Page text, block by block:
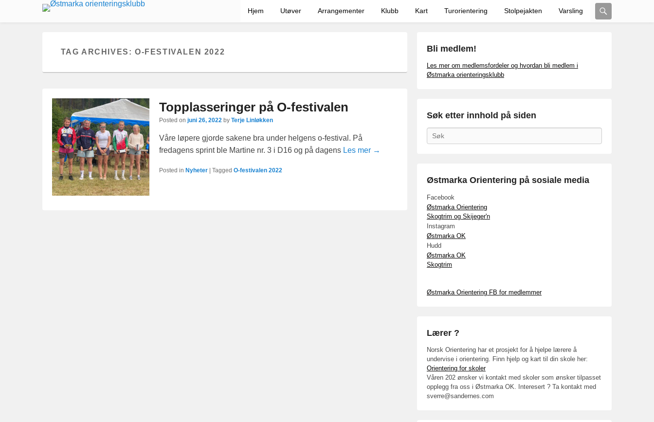
Hjem Utøver Arrangementer Klubb Kart Turorientering Stolpejakten Varsling
TAG ARCHIVES: O-FESTIVALEN 2022
Topplasseringer på O-festivalen
Posted on juni 26, 2022 by Terje Linløkken
Våre løpere gjorde sakene bra under helgens o-festival. På
fredagens sprint ble Martine nr. 3 i D16 og på dagens Les mer →
Posted in Nyheter Tagged O-festivalen 2022
Bli medlem!
Les mer om medlemsfordeler og hvordan bli medlem i
Østmarka orienteringsklubb
Søk etter innhold på siden
Search
Østmarka Orientering på sosiale media
Facebook
Østmarka Orientering
Skogtrim og Skijeger'n
Instagram
Østmarka OK
Hudd
Østmarka OK
Skogtrim
Østmarka Orientering FB for medlemmer
Lærer ?
Norsk Orientering har et prosjekt for å hjelpe lærere å
undervise i orientering. Finn hjelp og kart til din skole her:
Orientering for skoler
Våren 202 ønsker vi kontakt med skoler som ønsker tilpasset
opplegg fra oss i Østmarka OK. Interesert ? Ta kontakt med
sverre@sandernes.com